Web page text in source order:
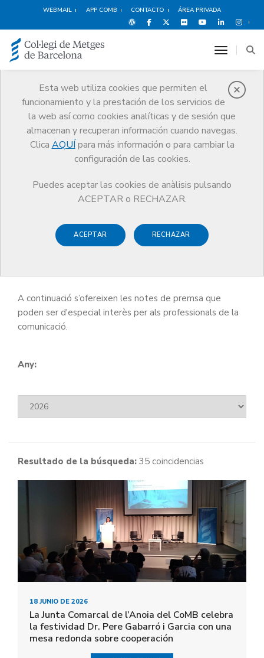
WEBMAIL APP COMB CONTACTO ÁREA PRIVADA
Esta web utiliza cookies que permiten el
funcionamiento y la prestación de los servicios de
la web así como cookies analíticas y de sesión que
almacenan y recuperan información cuando navegas.
Clica AQUÍ para más información o para cambiar la
configuración de las cookies.
Puedes aceptar las cookies de anàlisis pulsando
ACEPTAR o RECHAZAR.
ACEPTAR RECHAZAR
toggle
Sala de prensa
Comunicación Sala de prensa Notes de premsa
Notes de premsa
El Departament de Comunicació del Col·legi de Metges
de Barcelona gestiona les relacions amb els mitjans de
A continuació s’ofereixen les notes de premsa que
poden ser d'especial interès per als professionals de la
comunicació.
Any:
Resultado de la búsqueda: 35 coincidencias
18 JUNIO DE 2026
La Junta Comarcal de l’Anoia del CoMB celebra
la festividad Dr. Pere Gabarró i Garcia con una
mesa redonda sobre cooperación